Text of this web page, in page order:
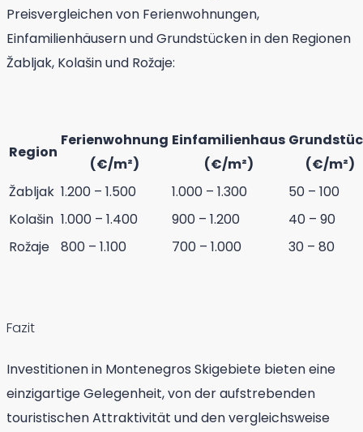
Preisvergleichen von Ferienwohnungen,
Einfamilienhäusern und Grundstücken in den Regionen
Žabljak, Kolašin und Rožaje:
Region
Ferienwohnung
(€/m²)
Einfamilienhaus
(€/m²)
(€/m²)
Žabljak 1.200 – 1.500 1.000 – 1.300
50 – 100
Kolašin 1.000 – 1.400 900 – 1.200
40 – 90
Rožaje
800 – 1.100 700 – 1.000 30 – 80
Fazit
Investitionen in Montenegros Skigebiete bieten eine
einzigartige Gelegenheit, von der aufstrebenden
touristischen Attraktivität und den vergleichsweise